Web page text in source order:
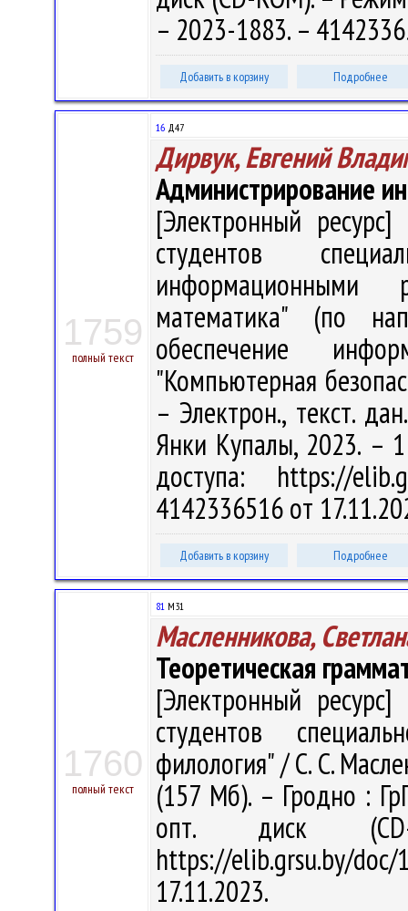
– 2023-1883. –
Добавить в корзину Подробнее
1759
полный текст
16 Д47
Дирвук, Евгений
Администрирование
[Электронный
студентов
информационными
математика" (по
обеспечение
"Компьютерная
– Электрон., текст.
Янки Купалы, 2023. –
доступа: https://
4142336516 от
Добавить в корзину Подробнее
1760
полный текст
81 М31
Масленникова,
Теоретическая
[Электронный
студентов
филология" / С. С.
(157 Мб). – Гродно :
опт. диск
https://elib.grsu.by/
17.11.2023.